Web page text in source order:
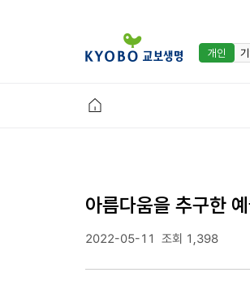
개인
아름다움을 추구한
2022-05-11 조회 1,398